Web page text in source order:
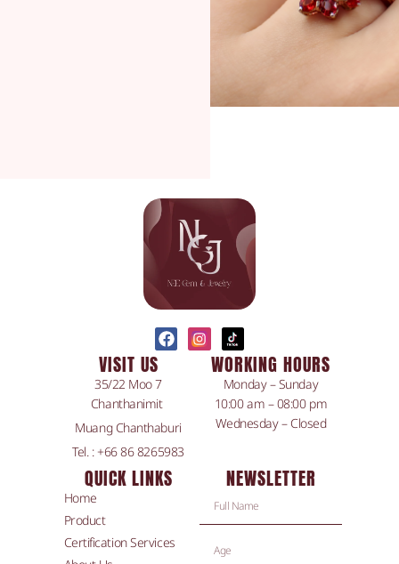
VISIT US
35/22 Moo 7
Chanthanimit
Muang Chanthaburi
Tel. : +66 86 8265983
WORKING HOURS
Monday – Sunday
10:00 am – 08:00 pm
Wednesday – Closed
QUICK LINKS
Home
Product
Certification Services
NEWSLETTER